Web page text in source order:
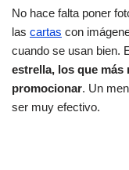
No hace falta poner
las cartas con
cuando se usan bien.
estrella, los que más
promocionar. Un
ser muy efectivo.